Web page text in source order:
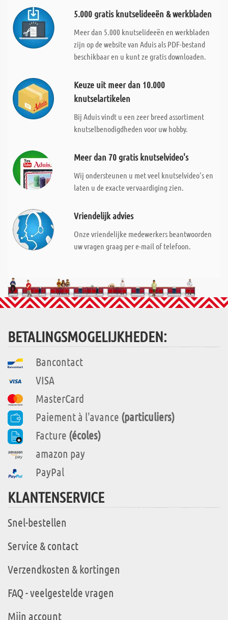
5.000 gratis knutselideeën & werkbladen
Meer dan 5.000 knutselideeën en werkbladen
zijn op de website van Aduis als PDF-bestand
beschikbaar en u kunt ze gratis downloaden.
Keuze uit meer dan 10.000
knutselartikelen
Bij Aduis vindt u een zeer breed assortiment
knutselbenodigdheden voor uw hobby.
Meer dan 70 gratis knutselvideo's
Wij ondersteunen u met veel knutselvideo's en
laten u de exacte vervaardiging zien.
Vriendelijk advies
Onze vriendelijke medewerkers beantwoorden
uw vragen graag per e-mail of telefoon.
BETALINGSMOGELIJKHEDEN:
Bancontact
VISA
MasterCard
Paiement à l'avance (particuliers)
Facture (écoles)
amazon pay
PayPal
KLANTENSERVICE
Snel-bestellen
Service & contact
Verzendkosten & kortingen
FAQ - veelgestelde vragen
Mijn account